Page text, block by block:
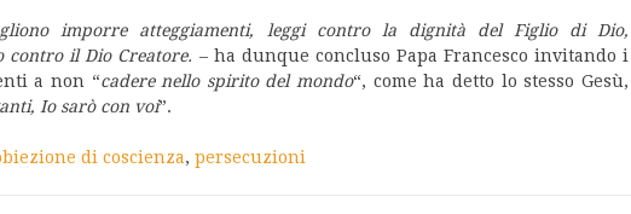
imporre atteggiamenti, leggi contro la dignità del Figlio di Dio,
contro il Dio Creatore. – ha dunque concluso Papa Francesco invitando i
a non “cadere nello spirito del mondo“, come ha detto lo stesso Gesù,
Io sarò con voi”.
di coscienza, persecuzioni